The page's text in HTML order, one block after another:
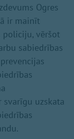
Ogres
ir mainīt
policiju, vēršot
sabiedrības
svarīgu uzskata